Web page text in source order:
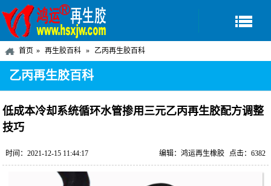
首页 再生胶百科 乙丙再生胶百科
乙丙再生胶百科
低成本冷却系统循环水管掺用三元乙丙再生胶配方调整
技巧
时间：2021-12-15 11:44:17 点击：6382
编辑：鸿运再生橡胶